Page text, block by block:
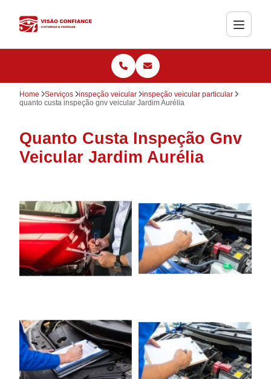
Home Serviços inspeção veicular
inspeção veicular particular
quanto custa inspeção gnv veicular Jardim Aurélia
Quanto Custa Inspeção Gnv
Veicular Jardim Aurélia